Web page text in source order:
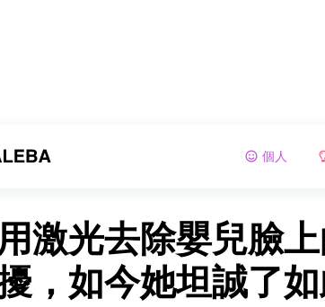
個人
激光去除嬰兒臉
，如今她坦誠了